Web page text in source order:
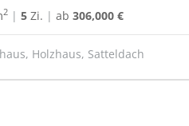
2 | 5 Zi. | ab 306,000 €
Holzhaus, Satteldach